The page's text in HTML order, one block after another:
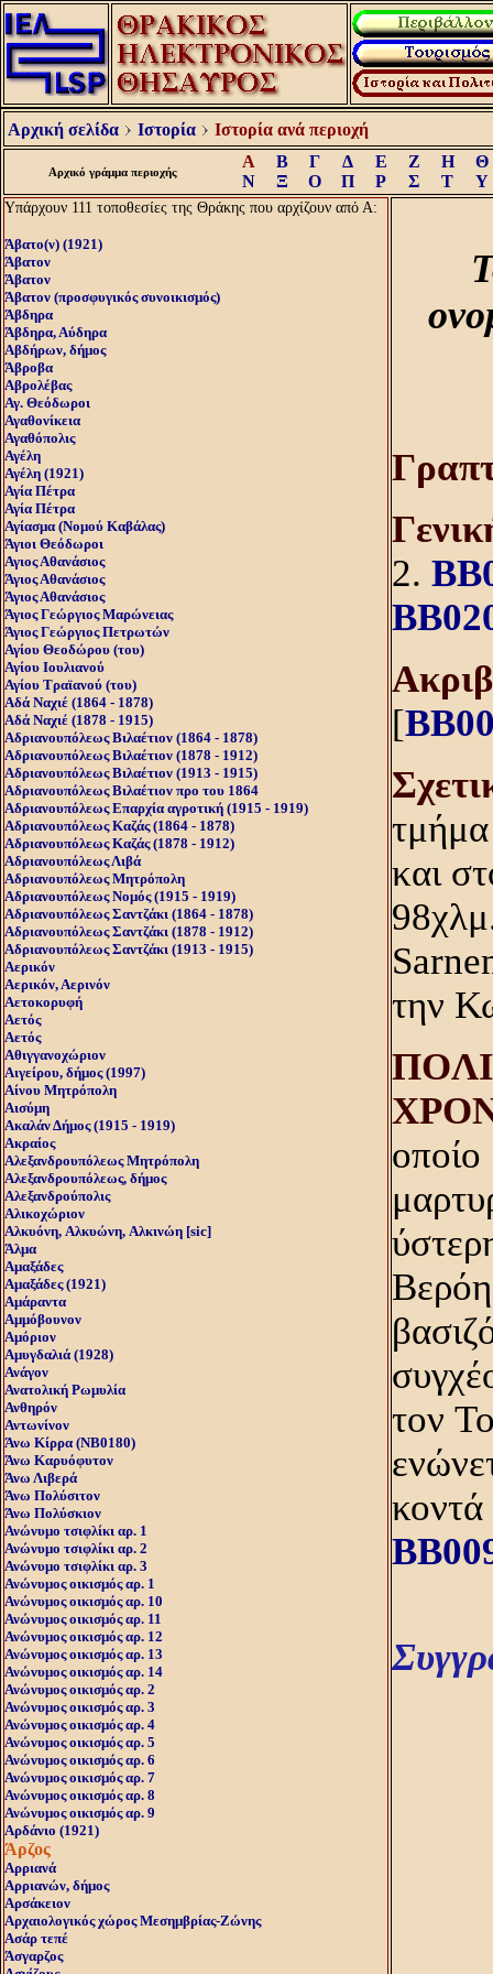
Αρχική σελίδα Ιστορία Ιστορία ανά περιοχή
Αρχικό γράμμα περιοχής
Α Β Γ Δ Ε Ζ Η
Θ
Ν
Ξ Ο Π Ρ Σ Τ Υ
Υπάρχουν 111 τοποθεσίες της Θράκης που αρχίζουν από Α:
Άβατο(ν) (1921)
Άβατον
Άβατον
Άβατον (προσφυγικός συνοικισμός)
Άβδηρα
Άβδηρα, Αύδηρα
Αβδήρων, δήμος
Άβροβα
Αβρολέβας
Αγ. Θεόδωροι
Αγαθονίκεια
Αγαθόπολις
Αγέλη
Αγέλη (1921)
Αγία Πέτρα
Αγία Πέτρα
Αγίασμα (Nομού Kαβάλας)
Άγιοι Θεόδωροι
Αγιος Αθανάσιος
Άγιος Αθανάσιος
Άγιος Αθανάσιος
Άγιος Γεώργιος Μαρώνειας
Άγιος Γεώργιος Πετρωτών
Αγίου Θεοδώρου (του)
Αγίου Ιουλιανού
Αγίου Τραϊανού (του)
Αδά Ναχιέ (1864 - 1878)
Αδά Ναχιέ (1878 - 1915)
Αδριανουπόλεως Βιλαέτιον (1864 - 1878)
Αδριανουπόλεως Βιλαέτιον (1878 - 1912)
Αδριανουπόλεως Βιλαέτιον (1913 - 1915)
Αδριανουπόλεως Βιλαέτιον προ του 1864
Αδριανουπόλεως Επαρχία αγροτική (1915 - 1919)
Αδριανουπόλεως Καζάς (1864 - 1878)
Αδριανουπόλεως Καζάς (1878 - 1912)
Αδριανουπόλεως Λιβά
Αδριανουπόλεως Μητρόπολη
Αδριανουπόλεως Νομός (1915 - 1919)
Αδριανουπόλεως Σαντζάκι (1864 - 1878)
Αδριανουπόλεως Σαντζάκι (1878 - 1912)
Αδριανουπόλεως Σαντζάκι (1913 - 1915)
Αερικόν
Αερικόν, Αερινόν
Αετοκορυφή
Αετός
Αετός
Αθιγγανοχώριον
Αιγείρου, δήμος (1997)
Αίνου Μητρόπολη
Αισύμη
Ακαλάν Δήμος (1915 - 1919)
Ακραίος
Αλεξανδρουπόλεως Μητρόπολη
Αλεξανδρουπόλεως, δήμος
Αλεξανδρούπολις
Αλικοχώριον
Αλκυόνη, Aλκυώνη, Aλκινώη [sic]
Άλμα
Αμαξάδες
Αμαξάδες (1921)
Αμάραντα
Αμμόβουνον
Αμόριον
Αμυγδαλιά (1928)
Ανάγον
Ανατολική Ρωμυλία
Ανθηρόν
Αντωνίνον
Άνω Kίρρα (NB0180)
Άνω Καρυόφυτον
Άνω Λιβερά
Άνω Πολύσιτον
Άνω Πολύσκιον
Ανώνυμο τσιφλίκι αρ. 1
Ανώνυμο τσιφλίκι αρ. 2
Ανώνυμο τσιφλίκι αρ. 3
Ανώνυμος οικισμός αρ. 1
Ανώνυμος οικισμός αρ. 10
Ανώνυμος οικισμός αρ. 11
Ανώνυμος οικισμός αρ. 12
Ανώνυμος οικισμός αρ. 13
Ανώνυμος οικισμός αρ. 14
Ανώνυμος οικισμός αρ. 2
Ανώνυμος οικισμός αρ. 3
Ανώνυμος οικισμός αρ. 4
Ανώνυμος οικισμός αρ. 5
Ανώνυμος οικισμός αρ. 6
Ανώνυμος οικισμός αρ. 7
Ανώνυμος οικισμός αρ. 8
Ανώνυμος οικισμός αρ. 9
Αρδάνιο (1921)
Άρζος
Αρριανά
Αρριανών, δήμος
Αρσάκειον
Αρχαιολογικός χώρος Μεσημβρίας-Ζώνης
Ασάρ τεπέ
Άσγαρζος
2.
[
και
την
οποίο
τον